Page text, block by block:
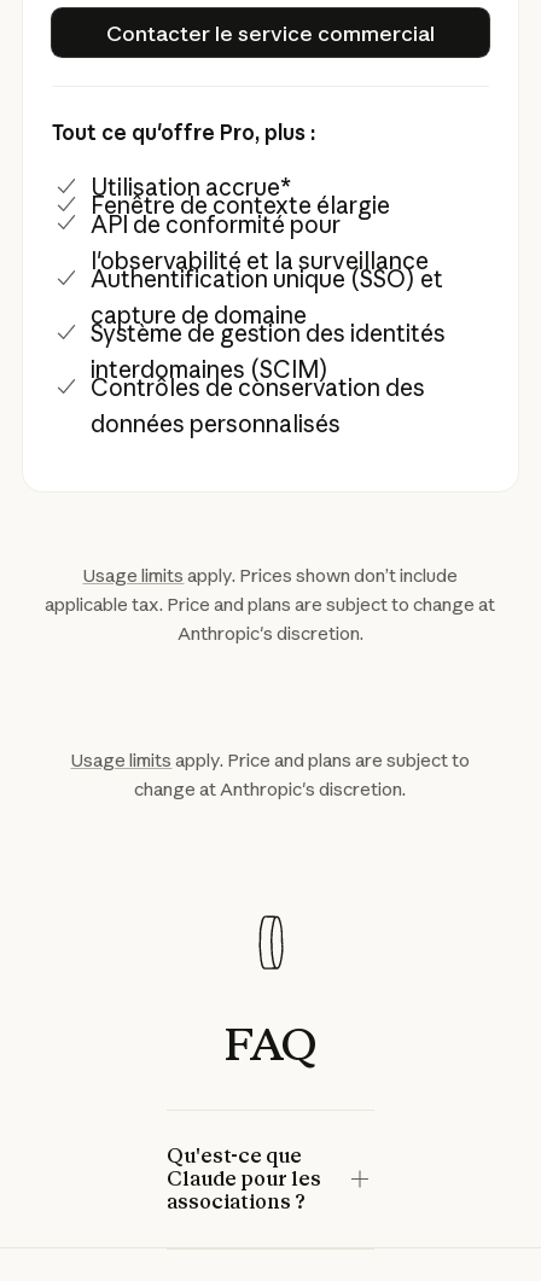
Contacter le service commercial
Contacter le service
Tout ce qu'offre Pro, plus :
Utilisation accrue*
Fenêtre de contexte élargie
API de conformité pour
l'observabilité et la surveillance
Authentification unique (SSO) et
capture de domaine
Système de gestion des identités
interdomaines (SCIM)
Contrôles de conservation des
données personnalisés
Usage limits apply. Prices shown don’t include
applicable tax. Price and plans are subject to change at
Anthropic's discretion.
Usage limits apply. Price and plans are subject to
change at Anthropic's discretion.
FAQ
Qu'est-ce que
Claude pour les
associations ?